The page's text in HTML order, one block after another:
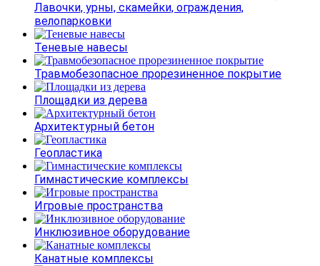
Лавочки, урны, скамейки, ограждения,
велопарковки
Теневые навесы
Травмобезопасное прорезиненное покрытие
Площадки из дерева
Архитектурный бетон
Геопластика
Гимнастические комплексы
Игровые пространства
Инклюзивное оборудование
Канатные комплексы